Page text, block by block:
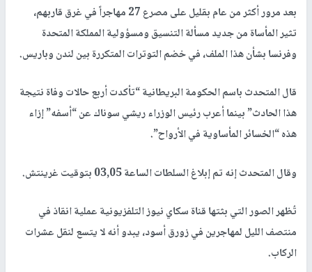
بعد مرور أكثر من عام بقليل على مصرع 27 مهاجراً في غرق قاربهم،
تثير المأساة من جديد مسألة التنسيق ومسؤولية المملكة المتحدة
وفرنسا بشأن هذا الملف، في خضم التوترات المتكررة بين لندن وباريس.
قال المتحدث باسم الحكومة البريطانية “تأكدت أربع حالات وفاة نتيجة
هذا الحادث” بينما أعرب رئيس الوزراء ريشي سوناك عن “أسفه” إزاء
هذه “الخسائر المأساوية في الأرواح”.
وقال المتحدث إنه تم إبلاغ السلطات الساعة 03,05 بتوقيت غرينتش.
تُظهر الصور التي بثتها قناة سكاي نيوز التلفزيونية عملية انقاذ في
منتصف الليل لمهاجرين في زورق أسود، يبدو أنه لا يتسع لنقل عشرات
الركاب.